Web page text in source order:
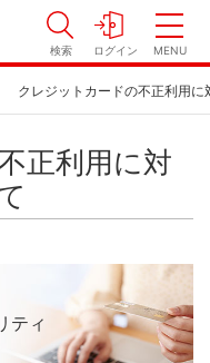
検索 ログイン MENU
クレジットカードの不正利用
正利用に対
ティ